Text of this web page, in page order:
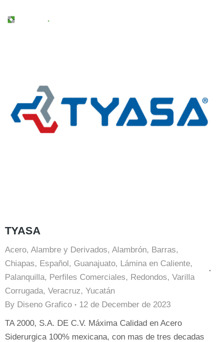
TYASA
Acero, Alambre y Derivados, Alambrón, Barras,
Chiapas, Español, Guanajuato, Lámina en Caliente,
Palanquilla, Perfiles Comerciales, Redondos, Varilla
Corrugada, Veracruz, Yucatán
By Diseno Grafico
12 de December de 2023
TA 2000, S.A. DE C.V. Máxima Calidad en Acero
Siderurgica 100% mexicana, con mas de tres decadas